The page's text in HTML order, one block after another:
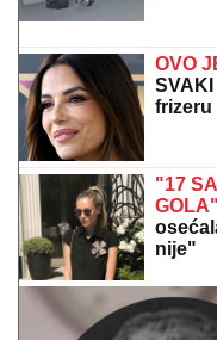
(PAPARACO) ĐINA
kako izgleda bez
leđima, mnogi je nisu
HAOS
glavu